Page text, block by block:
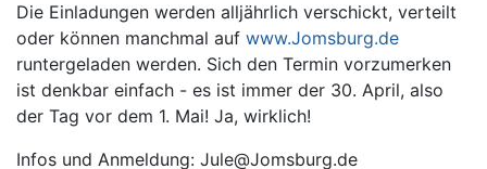
Die Einladungen werden alljährlich verschickt, verteilt
oder können manchmal auf www.Jomsburg.de
runtergeladen werden. Sich den Termin vorzumerken
ist denkbar einfach - es ist immer der 30. April, also
der Tag vor dem 1. Mai! Ja, wirklich!
Infos und Anmeldung: Jule@Jomsburg.de